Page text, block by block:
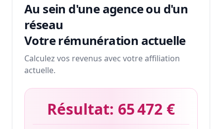
Au sein d'une agence ou d'un
réseau
Votre rémunération actuelle
Calculez vos revenus avec votre affiliation
actuelle.
Résultat: 65 472 €